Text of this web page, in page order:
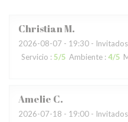
ChristianM
2026-08-07 - 19:30 -
Servicio : 5/5 Ambiente : 4/5
Amelie C
2026-07-18 - 19:00 -